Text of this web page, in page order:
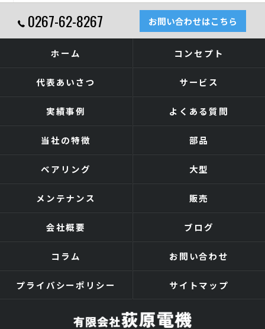
0267-62-8267 お問い合わせはこちら
ホーム コンセプト
代表あいさつ サービス
実績事例 よくある質問
当社の特徴 部品
ベアリング 大型
メンテナンス 販売
会社概要 ブログ
コラム お問い合わせ
プライバシーポリシー サイトマップ